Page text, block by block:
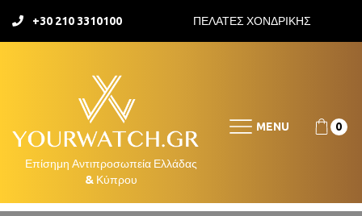
+30 210 3310100 ΠΕΛΑΤΕΣ ΧΟΝΔΡΙΚΗΣ
MENU 0